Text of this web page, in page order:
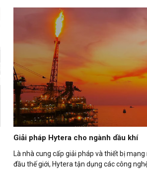
Giải pháp Hytera cho ngành dầu khí
Là nhà cung cấp giải pháp và thiết bị mạng
đầu thế giới, Hytera tận dụng các công